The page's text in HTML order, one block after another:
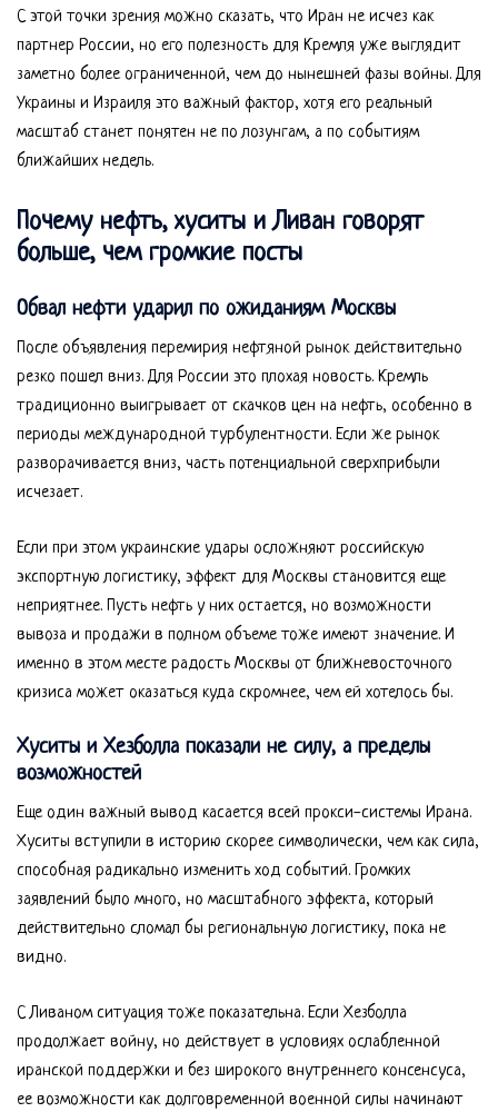
С этой точки зрения можно сказать, что Иран не исчез как
партнер России, но его полезность для Кремля уже выглядит
заметно более ограниченной, чем до нынешней фазы войны. Для
Украины и Израиля это важный фактор, хотя его реальный
масштаб станет понятен не по лозунгам, а по событиям
ближайших недель.
Почему нефть, хуситы и Ливан говорят
больше, чем громкие посты
Обвал нефти ударил по ожиданиям Москвы
После объявления перемирия нефтяной рынок действительно
резко пошел вниз. Для России это плохая новость. Кремль
традиционно выигрывает от скачков цен на нефть, особенно в
периоды международной турбулентности. Если же рынок
разворачивается вниз, часть потенциальной сверхприбыли
исчезает.
Если при этом украинские удары осложняют российскую
экспортную логистику, эффект для Москвы становится еще
неприятнее. Пусть нефть у них остается, но возможности
вывоза и продажи в полном объеме тоже имеют значение. И
именно в этом месте радость Москвы от ближневосточного
кризиса может оказаться куда скромнее, чем ей хотелось бы.
Хуситы и Хезболла показали не силу, а пределы
возможностей
Еще один важный вывод касается всей прокси-системы Ирана.
Хуситы вступили в историю скорее символически, чем как сила,
способная радикально изменить ход событий. Громких
заявлений было много, но масштабного эффекта, который
действительно сломал бы региональную логистику, пока не
видно.
С Ливаном ситуация тоже показательна. Если Хезболла
продолжает войну, но действует в условиях ослабленной
иранской поддержки и без широкого внутреннего консенсуса,
ее возможности как долговременной военной силы начинают